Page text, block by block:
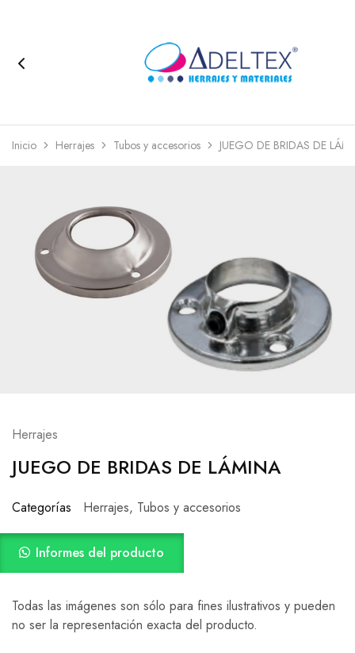
Inicio Herrajes Tubos y accesorios JUEGO DE BRIDAS DE
Herrajes
JUEGO DE BRIDAS DE LÁMINA
Categorías Herrajes, Tubos y accesorios
Informes del producto
Todas las imágenes son sólo para fines ilustrativos y pueden
no ser la representación exacta del producto.